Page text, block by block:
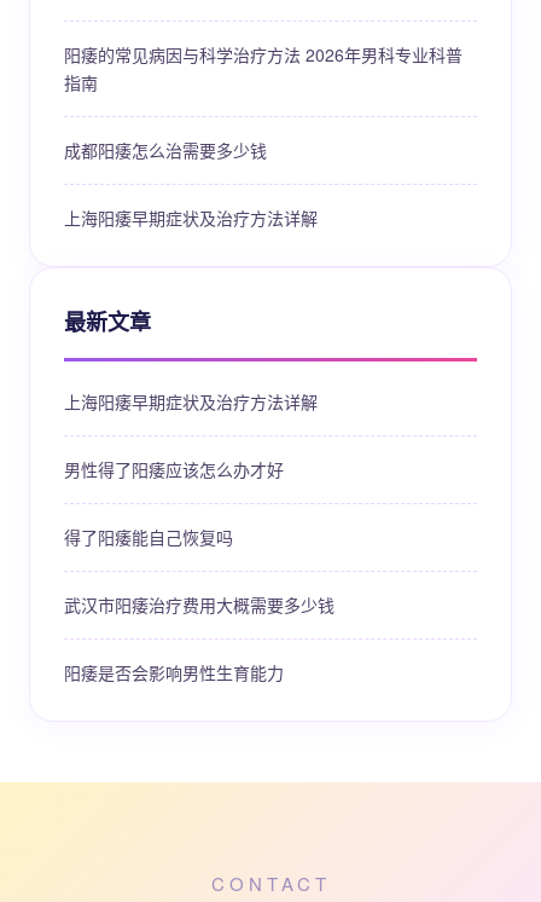
阳痿的常见病因与科学治疗方法 2026年男科专业科普
指南
成都阳痿怎么治需要多少钱
上海阳痿早期症状及治疗方法详解
最新文章
上海阳痿早期症状及治疗方法详解
男性得了阳痿应该怎么办才好
得了阳痿能自己恢复吗
武汉市阳痿治疗费用大概需要多少钱
阳痿是否会影响男性生育能力
CONTACT